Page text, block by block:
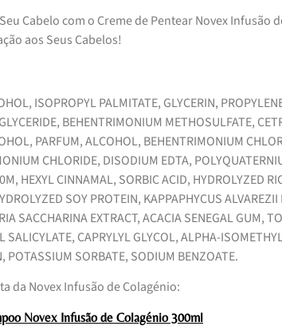
Cabelo com o Creme de Pentear Novex Infusão
aos Seus Cabelos!
ISOPROPYL PALMITATE, GLYCERIN,
BEHENTRIMONIUM METHOSULFATE,
PARFUM, ALCOHOL, BEHENTRIMONIUM
CHLORIDE, DISODIUM EDTA,
HEXYL CINNAMAL, SORBIC ACID, HYDROLYZED
SOY PROTEIN, KAPPAPHYCUS
SACCHARINA EXTRACT, ACACIA SENEGAL GUM,
SALICYLATE, CAPRYLYL GLYCOL, ALPHA-
POTASSIUM SORBATE, SODIUM BENZOATE.
da Novex Infusão de Colagénio:
Novex Infusão de Colagénio 300ml